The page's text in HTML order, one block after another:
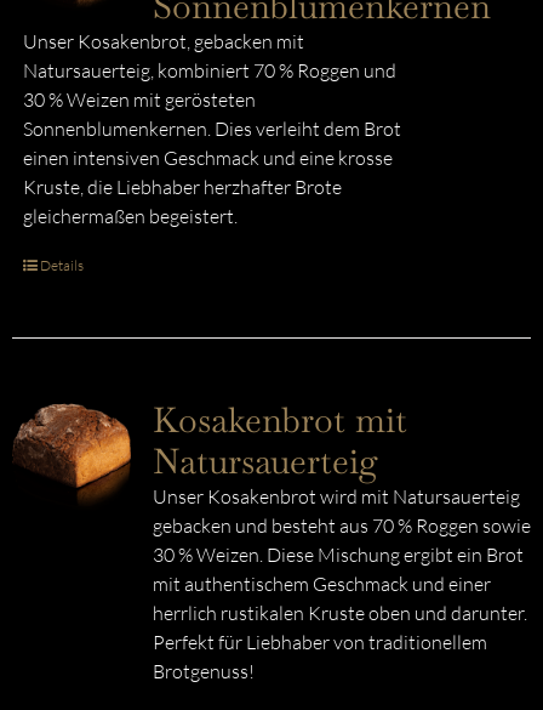
Unser Kosakenbrot, gebacken mit
Natursauerteig, kombiniert 70 % Roggen und
30 % Weizen mit gerösteten
Sonnenblumenkernen. Dies verleiht dem Brot
einen intensiven Geschmack und eine krosse
Kruste, die Liebhaber herzhafter Brote
gleichermaßen begeistert.
Details
Kosakenbrot mit
Natursauerteig
Unser Kosakenbrot wird mit Natursauerteig
gebacken und besteht aus 70 % Roggen sowie
30 % Weizen. Diese Mischung ergibt ein Brot
mit authentischem Geschmack und einer
herrlich rustikalen Kruste oben und darunter.
Perfekt für Liebhaber von traditionellem
Brotgenuss!